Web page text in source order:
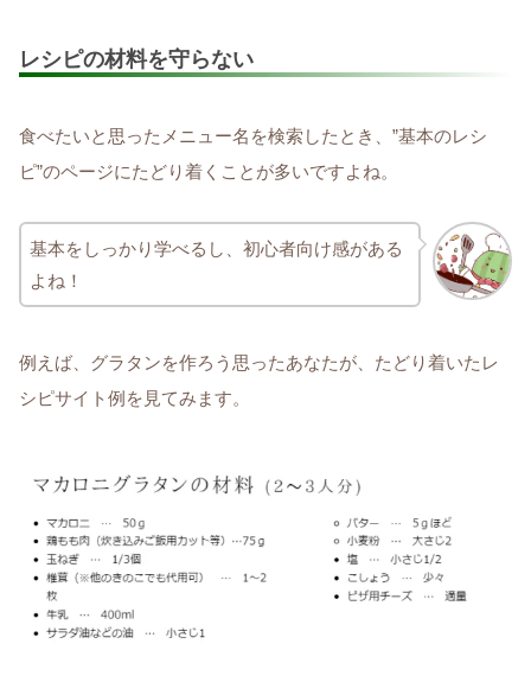
レシピの材料を守らない
食べたいと思ったメニュー名を検索したとき、”基本のレシ
ピ”のページにたどり着くことが多いですよね。
基本をしっかり学べるし、初心者向け感がある
よね！
例えば、グラタンを作ろう思ったあなたが、たどり着いたレ
シピサイト例を見てみます。